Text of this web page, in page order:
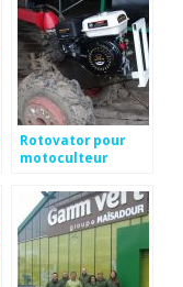
Rotovator pour
motoculteur